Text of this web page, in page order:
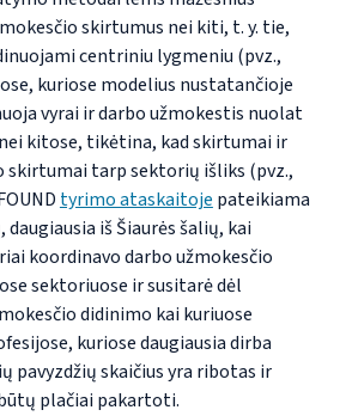
skirtumus nei kiti, t. y. tie,
centriniu lygmeniu (pvz.,
kuriose modelius nustatančioje
vyrai ir darbo užmokestis nuolat
kitose, tikėtina, kad skirtumai ir
skirtumai tarp sektorių išliks (pvz.,
tyrimo ataskaitoje pateikiama
iš Šiaurės šalių, kai
koordinavo darbo užmokesčio
sektoriuose ir susitarė dėl
didinimo kai kuriuose
kuriose daugiausia dirba
pavyzdžių skaičius yra ribotas ir
plačiai pakartoti.